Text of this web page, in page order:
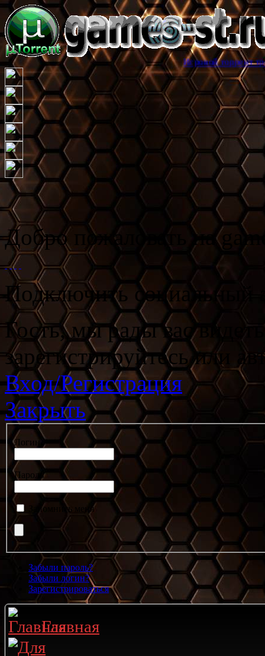
Игровой торрент трекер
Добро пожаловать на
Подключить социальный
Гость, мы рады вас
зарегистрируйтесь или
Вход/Регистрация
Закрыть
Логин
Пароль
Запомнить меня
Забыли пароль?
Забыли логин?
Зарегистрироваться
Главная